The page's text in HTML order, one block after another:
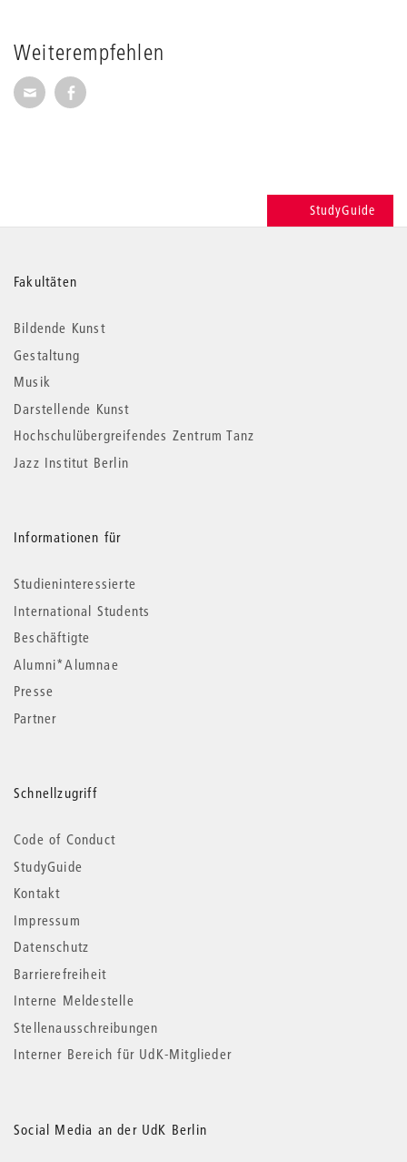
Weiterempfehlen
Seite per E-Mail weiterempfehlen
Seite auf Facebook weiterempfehlen
StudyGuide
Weitere
Informationen
Fakultäten
Bildende Kunst
Gestaltung
Musik
Darstellende Kunst
Hochschulübergreifendes Zentrum Tanz
Jazz Institut Berlin
Informationen für
Studieninteressierte
International Students
Beschäftigte
Alumni*Alumnae
Presse
Partner
Schnellzugriff
Code of Conduct
StudyGuide
Kontakt
Impressum
Datenschutz
Barrierefreiheit
Interne Meldestelle
Stellenausschreibungen
Interner Bereich für UdK-Mitglieder
Social Media an der UdK Berlin